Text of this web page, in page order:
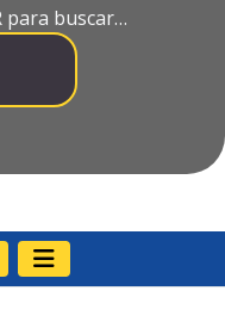
para buscar…